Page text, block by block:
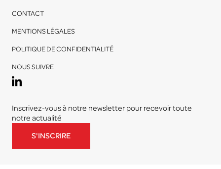
CONTACT
MENTIONS LÉGALES
POLITIQUE DE CONFIDENTIALITÉ
NOUS SUIVRE
Inscrivez-vous à notre newsletter pour recevoir toute
notre actualité
S'INSCRIRE